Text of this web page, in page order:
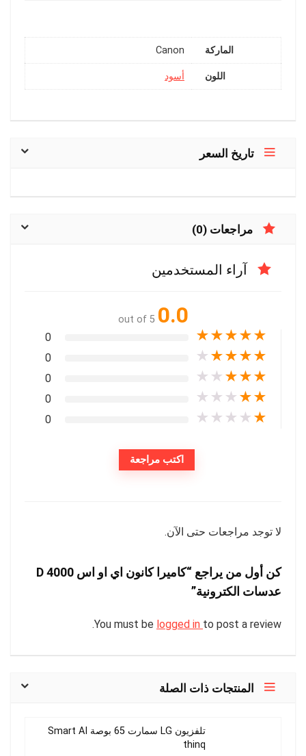
الماركة Canon
اللون أسود
تاريخ السعر
مراجعات (0)
آراء المستخدمين
0.0
out of 5
★
★
★
★
★
0
★
★
★
★
★
0
★
★
★
★
★
0
★
★
★
★
★
0
★
★
★
★
★
0
اكتب مراجعة
لا توجد مراجعات حتى الآن.
كن أول من يراجع “كاميرا كانون اي او اس 4000 D
عدسات الكترونية”
You must be logged in to post a review.
المنتجات ذات الصلة
تلفزيون LG سمارت 65 بوصة Smart AI
thinq